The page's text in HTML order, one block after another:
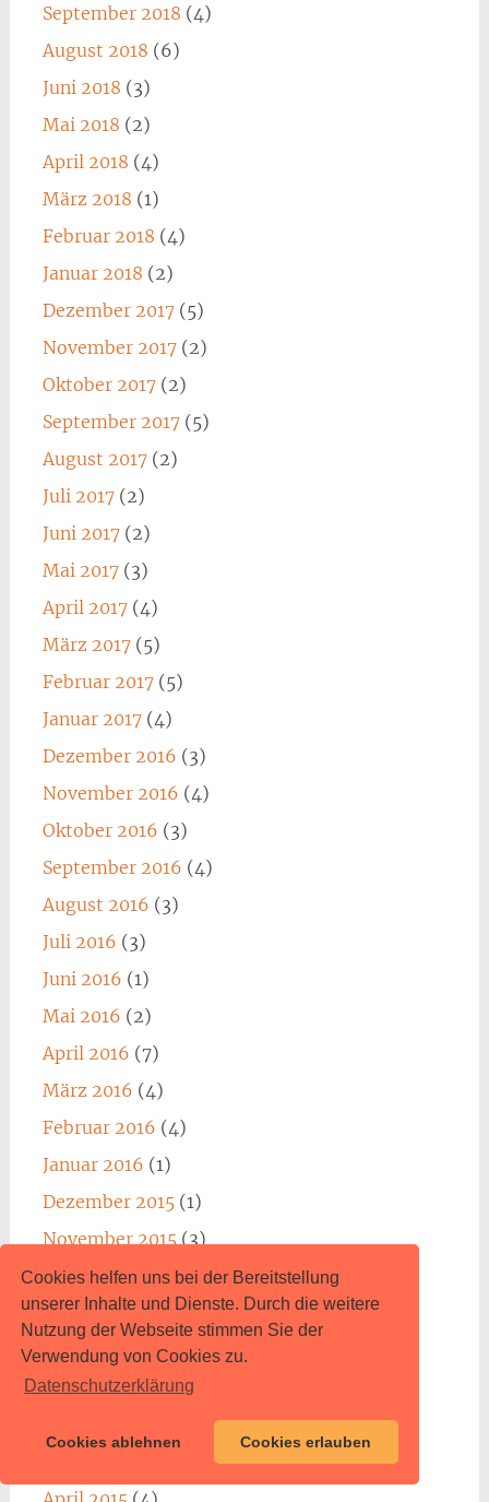
Cookies helfen uns bei der Bereitstellung
unserer Inhalte und Dienste. Durch die weitere
Nutzung der Webseite stimmen Sie der
Verwendung von Cookies zu.
Datenschutzerklärung
Cookies ablehnen Cookies erlauben
September 2018 (4)
August 2018 (6)
Juni 2018 (3)
Mai 2018 (2)
April 2018 (4)
März 2018 (1)
Februar 2018 (4)
Januar 2018 (2)
Dezember 2017(5)
November 2017(2)
Oktober 2017(2)
September 2017(5)
August 2017(2)
Juli 2017(2)
Juni 2017(2)
Mai 2017(3)
April 2017(4)
März 2017(5)
Februar 2017(5)
Januar 2017(4)
Dezember 2016 (3)
November 2016 (4)
Oktober 2016 (3)
September 2016 (4)
August 2016 (3)
Juli 2016 (3)
Juni 2016 (1)
Mai 2016 (2)
April 2016 (7)
März 2016 (4)
Februar 2016 (4)
Januar 2016 (1)
Dezember 2015(1)
November 2015(3)
Oktober 2015(2)
September 2015(2)
August 2015(3)
Juli 2015(4)